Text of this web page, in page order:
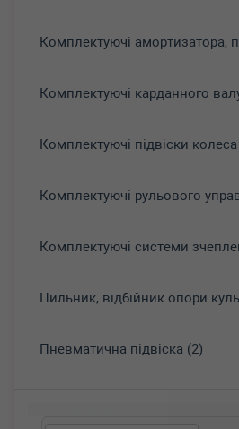
Комплектуючі амортизатора,
Комплектуючі карданного
Комплектуючі підвіски
Комплектуючі рульового
Комплектуючі системи
Пильник, відбійник опори
Пневматична підвіска (2)